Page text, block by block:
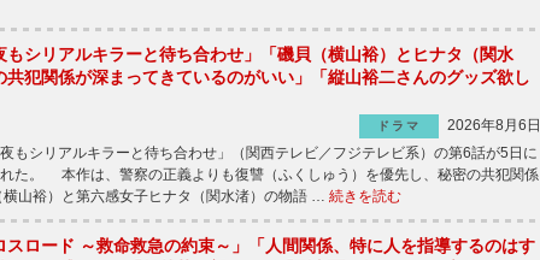
もシリアルキラーと待ち合わせ」「磯貝（横山裕）とヒナタ（関水
共犯関係が深まってきているのがいい」「縦山裕二さんのグッズ欲し
ドラマ
2026年8月6日
もシリアルキラーと待ち合わせ」（関西テレビ／フジテレビ系）の第6話が5日に
た。 本作は、警察の正義よりも復讐（ふくしゅう）を優先し、秘密の共犯関係
山裕）と第六感女子ヒナタ（関水渚）の物語 … 続きを読む
スロード ～救命救急の約束～」「人間関係、特に人を指導するのはす